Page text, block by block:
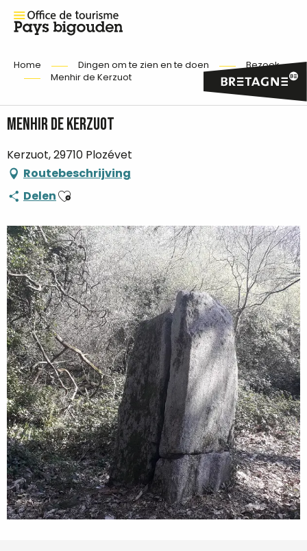
Home Dingen om te zien en te doen
Bezoek
Menhir de Kerzuot
Menhir de Kerzuot
Kerzuot, 29710 Plozévet
Routebeschrijving
DelenAjouter aux favoris